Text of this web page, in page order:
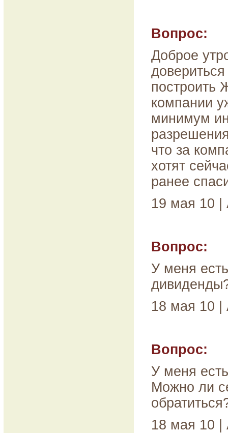
Вопрос:
Доброе
построить
компании
минимум
что за
хотят
ранее
19 мая 10 |
Вопрос:
У меня
18 мая 10 |
Вопрос:
У меня
Можно ли
18 мая 10 |